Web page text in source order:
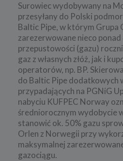
Surowiec wydobywany na
przesyłany do Polski
Baltic Pipe, w którym Grupa
zarezerwowane nieco ponad
przepustowości (gazu)
gaz z własnych złóż, jak i
operatorów, np. BP.
do Baltic Pipe dodatkowych
przypadających na PGNiG
nabyciu KUFPEC Norway
średniorocznym wydobycie
stanowić ok. 50% gazu
Orlen z Norwegii przy
maksymalnej
gazociągu.